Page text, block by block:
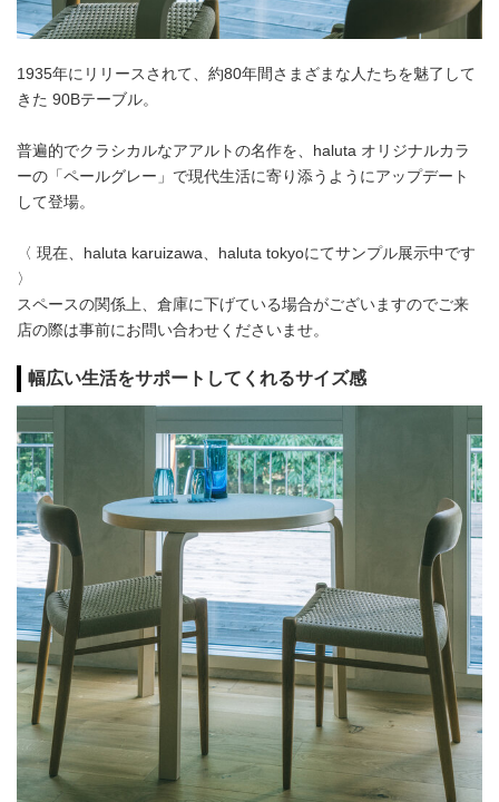
1935年にリリースされて、約80年間さまざまな人たちを魅了して
きた 90Bテーブル。
普遍的でクラシカルなアアルトの名作を、haluta オリジナルカラ
ーの「ペールグレー」で現代生活に寄り添うようにアップデート
して登場。
〈 現在、haluta karuizawa、haluta tokyoにてサンプル展示中です
〉
スペースの関係上、倉庫に下げている場合がございますのでご来
店の際は事前にお問い合わせくださいませ。
幅広い生活をサポートしてくれるサイズ感